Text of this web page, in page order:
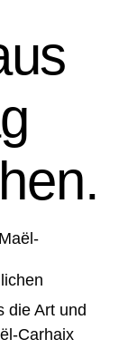
die Art und
Carhaix